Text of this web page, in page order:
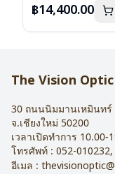
เลนส์ : กันแดดสีฟ้า
น้ำหนัก : 24 กรัม
ลงไว้กรุณาติดต่อเรา
คลิก
฿14,400.00
The Vision
30 ถนนนิมมานเหมินทร์
จ.เชียงใหม่ 50200
เวลาเปิดทำการ
โทรศัพท์ : 052-010232,
อีเมล :